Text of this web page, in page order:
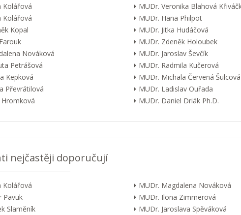
Kolářová
MUDr. Veronika Blahová
Kolářová
MUDr. Hana Philpot
Kopal
MUDr. Jitka Hudáčová
MUDr. Zdeněk Holoubek
Nováková
MUDr. Jaroslav Ševčík
Petrášová
MUDr. Radmila Kučerová
Kepková
MUDr. Michala Červená Šulcová
Převrátilová
MUDr. Ladislav Ouřada
MUDr. Daniel Driák Ph.D.
nejčastěji doporučují
Kolářová MUDr. Magdalena Nováková
Pavuk
MUDr. Ilona Zimmerová
Slaměník
MUDr. Jaroslava Spěváková